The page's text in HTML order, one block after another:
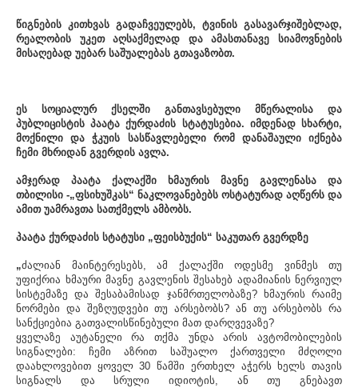
წიგნების კითხვას გადაჩვეულებს, ტვინის გასავარჯიშებლად,
რეალობის უკეთ აღსაქმელად და ამასთანავე სიამოვნების
მისაღებად უებარ საშუალებას გთავაზობთ.
ეს სოციალურ ქსელში განთავსებული მწერალისა და
პუბლიცისტის პაატა ქურდაძის სტატუსებია. იმდენად სხარტი,
მოქნილი და ჭკუის სასწავლებელი რომ დანაშაული იქნება
ჩემი მხრიდან გვერდის ავლა.
ამჯერად პაატა ქალაქში ხმაურის მავნე გავლენასა და
თბილისი -„ფსიხუშკას“ ნაკლოვანებებს ოსტატურად აღწერს და
ამით უამრავთა სათქმელს ამბობს.
პაატა ქურდაძის სტატუსი „ფეისბუქის“ საკუთარ გვერდზე
„ძალიან მაინტერესებს, ამ ქალაქში ოდესმე ვინმეს თუ
უფიქრია ხმაური მავნე გავლენის შესახებ ადამიანის ნერვიულ
სისტემაზე და შესაბამისად ჯანმრთელობაზე? ხმაურის რაიმე
ნორმები და შეზღუდვები თუ არსებობს? ან თუ არსებობს რა
სანქციებია გათვალისწინებული მათ დარღვევაზე?
ყველაზე აუტანელი რა თქმა უნდა არის ავტომობილების
სიგნალები: ჩემი აზრით საშუალო ქართველი მძღოლი
დაახლოვებით ყოველ 30 წამში ერთხელ აჭერს ხელს თავის
სიგნალს და სრული იდიოტის, ან თუ გნებავთ